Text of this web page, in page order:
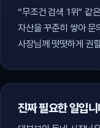
“무조건 검색 1위” 같
자산을 꾸준히 쌓아 문
사장님께 떳떳하게 권
진짜 필요한 일입